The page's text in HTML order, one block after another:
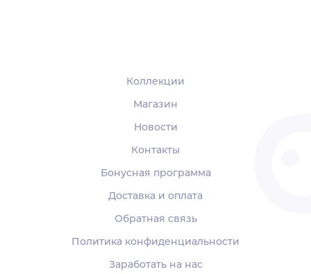
Коллекции
Магазин
Новости
Контакты
Бонусная программа
Доставка и оплата
Обратная связь
Политика конфиденциальности
Заработать на нас